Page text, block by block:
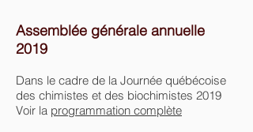
Assemblée générale annuelle
2019
Dans le cadre de la Journée québécoise
des chimistes et des biochimistes 2019
Voir la programmation complète